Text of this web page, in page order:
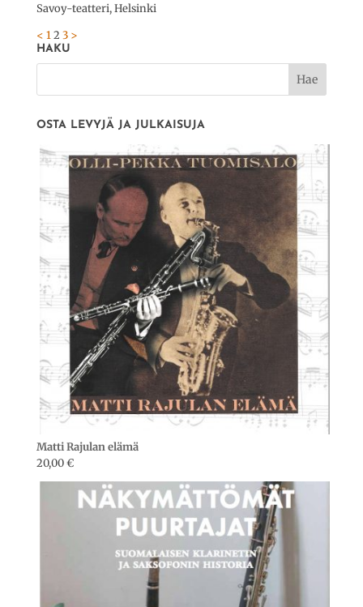
Savoy-teatteri, Helsinki
< 12 3 >
HAKU
OSTA LEVYJÄ JA JULKAISUJA
Matti Rajulan elämä
20,00€